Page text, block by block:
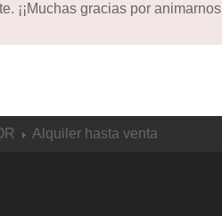
¡¡Muchas gracias por
Alquiler hasta venta